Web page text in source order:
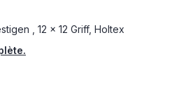
, 12 x 12 Griff, Holtex